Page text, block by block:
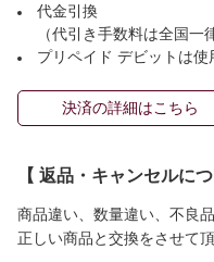
代金引換
（代引き手数料は全国一
プリペイド デビットは使
決済の詳細はこちら
【 返品・キャンセルにつ
商品違い、数量違い、不良
正しい商品と交換をさせて頂